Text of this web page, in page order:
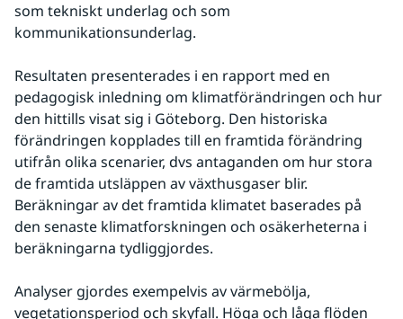
som tekniskt underlag och som
kommunikationsunderlag.
Resultaten presenterades i en rapport med en
pedagogisk inledning om klimatförändringen och hur
den hittills visat sig i Göteborg. Den historiska
förändringen kopplades till en framtida förändring
utifrån olika scenarier, dvs antaganden om hur stora
de framtida utsläppen av växthusgaser blir.
Beräkningar av det framtida klimatet baserades på
den senaste klimatforskningen och osäkerheterna i
beräkningarna tydliggjordes.
Analyser gjordes exempelvis av värmebölja,
vegetationsperiod och skyfall. Höga och låga flöden